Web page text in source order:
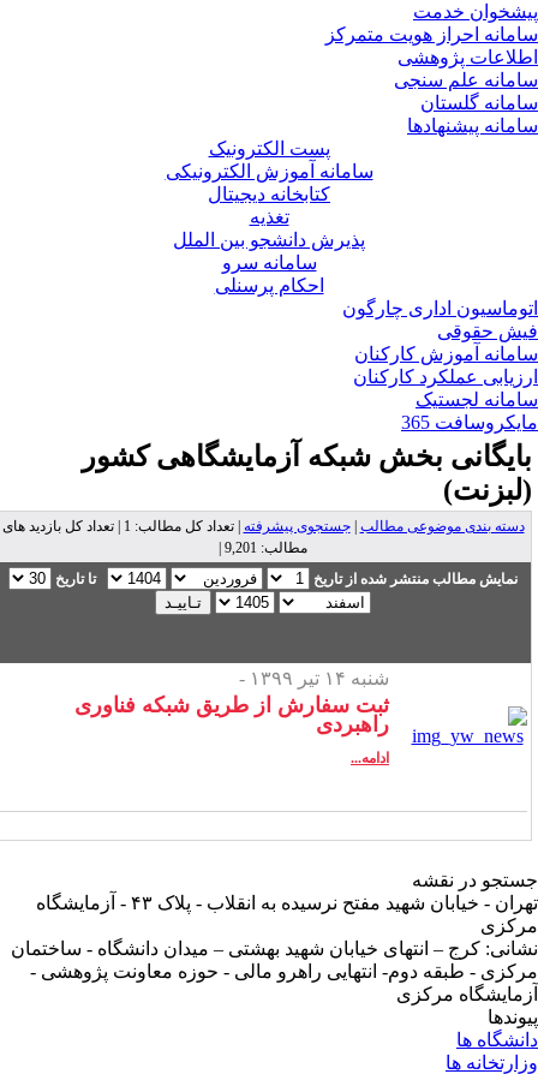
خدمت
احراز هویت متمرکز
پژوهشی
علم سنجی
گلستان
پیشنهادها
پست الکترونیک
سامانه آموزش الکترونیکی
کتابخانه دیجیتال
تغذیه
پذیرش دانشجو بین الملل
سامانه سرو
احکام پرسنلی
اداری چارگون
حقوقی
آموزش کارکنان
عملکرد کارکنان
لجستیک
365
بخششبکه آزمایشگاهی کشور
دسته بندی موضوعی مطالب|جستجوی پیشرفته
| تعداد کل مطالب: 1 | تعداد کل بازدید های
مطالب: 9,201 |
نمایش مطالب منتشر شده از تاریخ
تا تاریخ
شنبه ۱۴ تیر ۱۳۹۹ -
ثبت سفارش از طریق شبکه فناوری
راهبردی
ادامه...
در نقشه
تهران - خیابان شهید مفتح نرسیده به انقلاب - پلاک ۴۳ - آزمایشگاه
کرج – انتهای خیابان شهید بهشتی – میدان دانشگاه - ساختمان
- طبقه دوم- انتهایی راهرو مالی - حوزه معاونت پژوهشی -
مرکزی
ها
ها